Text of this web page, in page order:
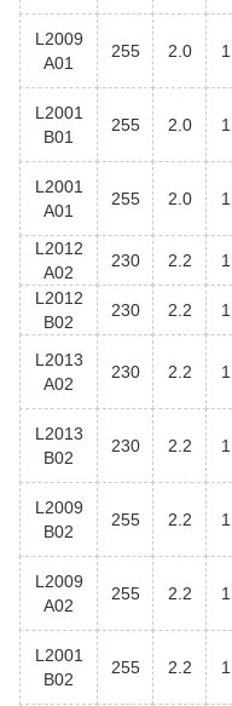
L2009
A01
255 2.0
L2001
B01
255 2.0
L2001
A01
255 2.0
L2012
A02
230 2.2
L2012
B02
230 2.2
L2013
A02
230 2.2
L2013
B02
230 2.2
L2009
B02
255 2.2
L2009
A02
255 2.2
L2001
B02
255 2.2